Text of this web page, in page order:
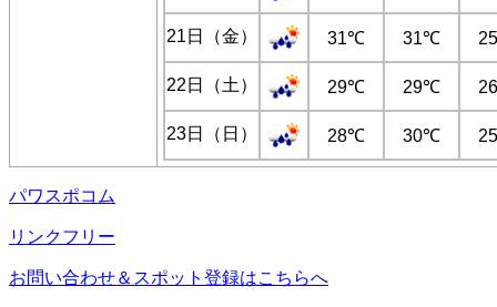
21日（金） 31℃ 31℃
22日（土） 29℃ 29℃
23日（日） 28℃ 30℃
パワスポコム
リンクフリー
お問い合わせ＆スポット登録はこちらへ